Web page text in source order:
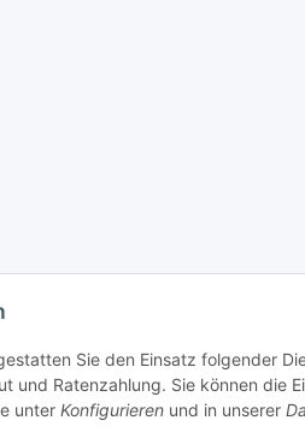
Sie den Einsatz folgender
und Ratenzahlung. Sie können
unter Konfigurieren und in unserer